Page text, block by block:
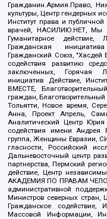
Гражданин.Армия.Право,
культуры, Центр гендерных
Институт права и
врачей, НАСИЛИЮ.НЕТ, Мы
Гуманитарное действие,
Гражданская
Гражданский Союз, "Хасдей
содействия развитию
заключенных, Горячая
инициатив Действие,
ВМЕСТЕ,
граждан,
Тольятти, Новое время,
Анна, Проект Апрель,
Аналитический Центр
содействия имени Андрея
группа, Женщины Евразии,
гласности, Российский
Дальневосточный центр
партнерства, Пермский
действие, Центр
АКАДЕМИЯ ПО ПРАВАМ
административной
Министров северных стран,
Гражданское содействие,
Массовой Информации,